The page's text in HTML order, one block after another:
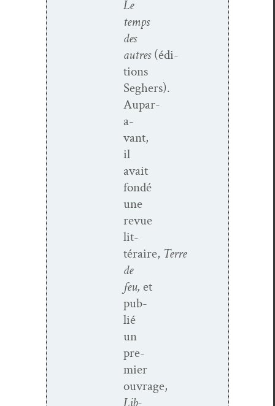
Le
temps
des
autres(édi­
tions
Seghers).
Aupar­
a­
vant,
il
avait
fondé
une
revue
lit­
téraire, Terre
de
feu, et
pub­
lié
un
pre­
mier
ouvrage,